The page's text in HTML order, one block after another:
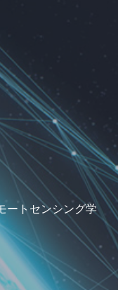
ートセンシング学